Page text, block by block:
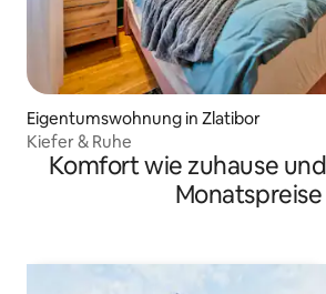
Eigentumswohnung in Zlatibor
Kiefer & Ruhe
Komfort wie zuhause
Monatspreise